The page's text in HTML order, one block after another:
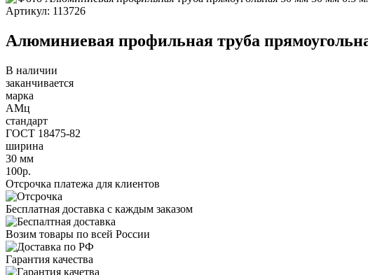
Артикул: 113726
Алюминиевая профильная труба
В наличии
заканчивается
марка
АМц
стандарт
ГОСТ 18475-82
ширина
30 мм
100р.
Отсрочка платежа для клиентов
Бесплатная доставка с каждым заказом
Возим товары по всей России
Гарантия качества